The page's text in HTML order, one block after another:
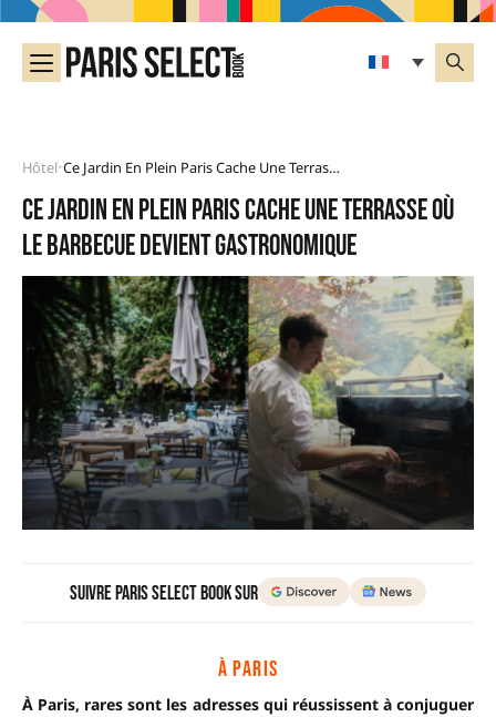
Hôtel• Ce Jardin En Plein Paris Cache Une Terrasse Où Le Barbecue Devient Gastronomique
Ce jardin en plein Paris cache une terrasse où
le barbecue devient gastronomique
Suivre Paris Select Book sur
À PARIS
À Paris, rares sont les adresses qui réussissent à conjuguer